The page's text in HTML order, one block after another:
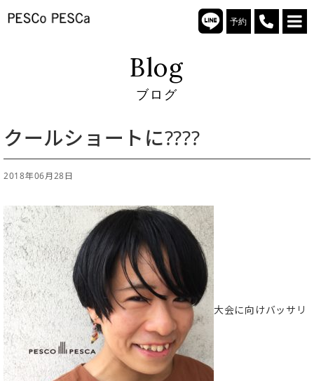
予約
Blog
ブログ
クールショートに????
2018年06月28日
大会に向けバッサリ